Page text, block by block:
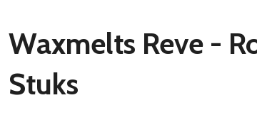
Waxmelts Reve -
Stuks